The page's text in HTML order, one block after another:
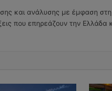
και ανάλυσης με έμφαση στη
που επηρεάζουν την Ελλάδα